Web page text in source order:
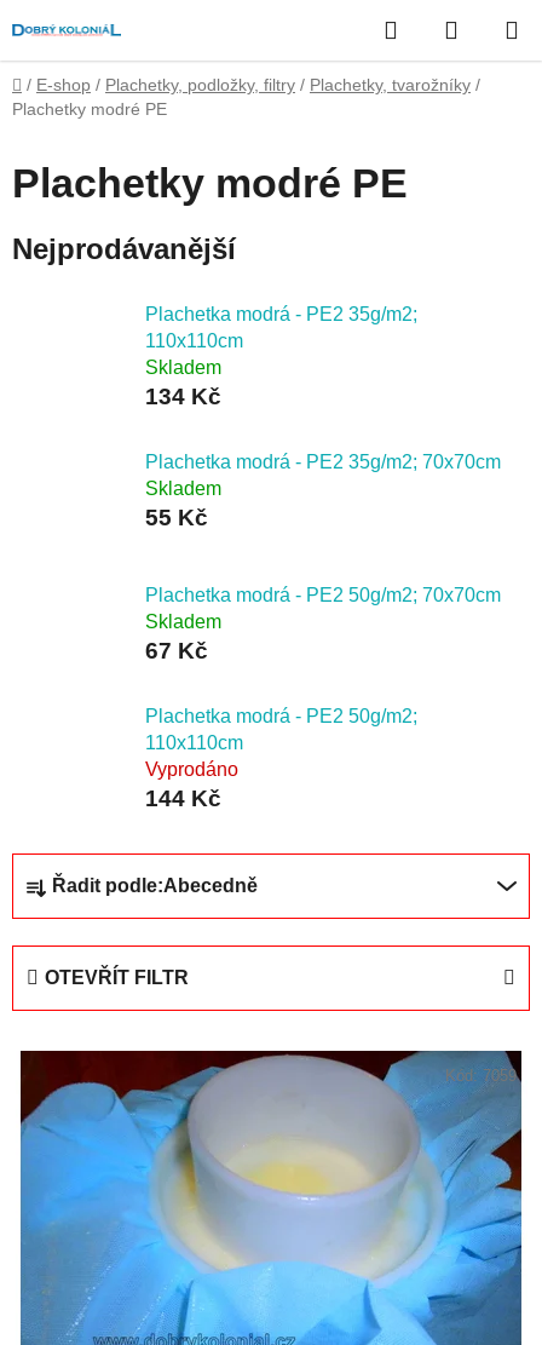
na
obsah
Hledat
KOŠÍK
Domů
/ E-shop / Plachetky, podložky, filtry / Plachetky, tvarožníky /
Plachetky modré PE
Plachetky modré PE
Nejprodávanější
Plachetka modrá - PE2 35g/m2;
110x110cm
Skladem
134 Kč
Plachetka modrá - PE2 35g/m2; 70x70cm
Skladem
55 Kč
Plachetka modrá - PE2 50g/m2; 70x70cm
Skladem
67 Kč
Plachetka modrá - PE2 50g/m2;
110x110cm
Vyprodáno
144 Kč
n
p
o
Řadit podle:Abecedně
OTEVŘÍT FILTR
V
p
u
Kód: 7059